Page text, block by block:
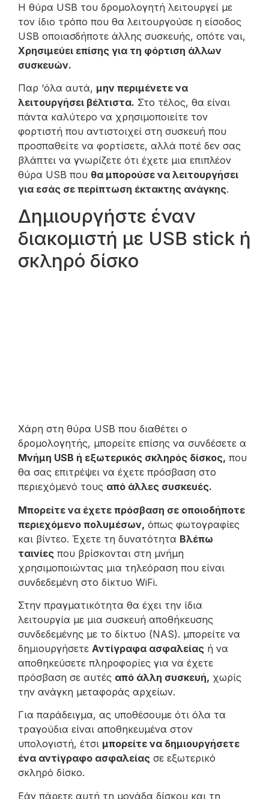
Η θύρα USB του δρομολογητή λειτουργεί με
τον ίδιο τρόπο που θα λειτουργούσε η είσοδος
USB οποιασδήποτε άλλης συσκευής, οπότε ναι,
Χρησιμεύει επίσης για τη φόρτιση άλλων
συσκευών.
Παρ ‘όλα αυτά, μην περιμένετε να
λειτουργήσει βέλτιστα. Στο τέλος, θα είναι
πάντα καλύτερο να χρησιμοποιείτε τον
φορτιστή που αντιστοιχεί στη συσκευή που
προσπαθείτε να φορτίσετε, αλλά ποτέ δεν σας
βλάπτει να γνωρίζετε ότι έχετε μια επιπλέον
θύρα USB που θα μπορούσε να λειτουργήσει
για εσάς σε περίπτωση έκτακτης ανάγκης.
Δημιουργήστε έναν
διακομιστή με USB stick ή
σκληρό δίσκο
Χάρη στη θύρα USB που διαθέτει ο
δρομολογητής, μπορείτε επίσης να συνδέσετε α
Μνήμη USB ή εξωτερικός σκληρός δίσκος, που
θα σας επιτρέψει να έχετε πρόσβαση στο
περιεχόμενό τους από άλλες συσκευές.
Μπορείτε να έχετε πρόσβαση σε οποιοδήποτε
περιεχόμενο πολυμέσων, όπως φωτογραφίες
και βίντεο. Έχετε τη δυνατότητα Βλέπω
ταινίες που βρίσκονται στη μνήμη
χρησιμοποιώντας μια τηλεόραση που είναι
συνδεδεμένη στο δίκτυο WiFi.
Στην πραγματικότητα θα έχει την ίδια
λειτουργία με μια συσκευή αποθήκευσης
συνδεδεμένης με το δίκτυο (NAS). μπορείτε να
δημιουργήσετε Αντίγραφα ασφαλείας ή να
αποθηκεύσετε πληροφορίες για να έχετε
πρόσβαση σε αυτές από άλλη συσκευή, χωρίς
την ανάγκη μεταφοράς αρχείων.
Για παράδειγμα, ας υποθέσουμε ότι όλα τα
τραγούδια είναι αποθηκευμένα στον
υπολογιστή, έτσι μπορείτε να δημιουργήσετε
ένα αντίγραφο ασφαλείας σε εξωτερικό
σκληρό δίσκο.
Εάν πάρετε αυτή τη μονάδα δίσκου και τη